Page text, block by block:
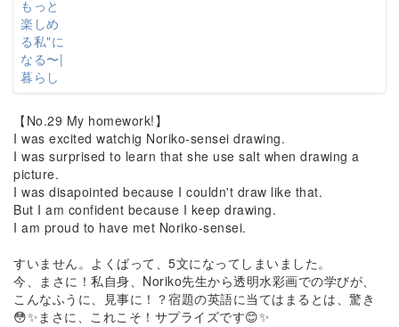
【No.29 My homework!】
I was excited watchig Noriko-sensei drawing.
I was surprised to learn that she use salt when drawing a
picture.
I was disapointed because I couldn't draw like that.
But I am confident because I keep drawing.
I am proud to have met Noriko-sensei.
すいません。よくばって、5文になってしまいました。
今、まさに！私自身、Noriko先生から透明水彩画での学びが、
こんなふうに、見事に！？宿題の英語に当てはまるとは、驚き
😳✨まさに、これこそ！サプライズです😊✨